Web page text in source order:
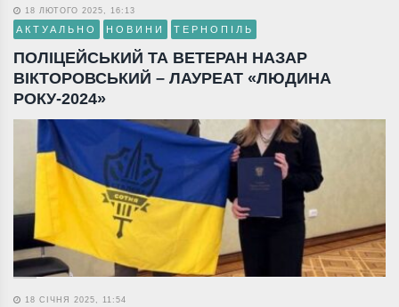
18 ЛЮТОГО 2025, 16:13
АКТУАЛЬНО НОВИНИ ТЕРНОПІЛЬ
ПОЛІЦЕЙСЬКИЙ ТА ВЕТЕРАН НАЗАР
ВІКТОРОВСЬКИЙ – ЛАУРЕАТ «ЛЮДИНА
РОКУ-2024»
18 СІЧНЯ 2025, 11:54